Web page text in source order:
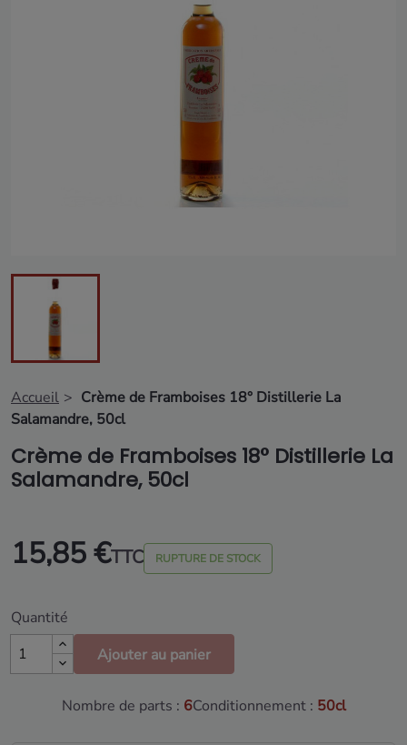
Accueil
Crème de Framboises 18° Distillerie La
Salamandre, 50cl
Crème de Framboises 18° Distillerie La
Salamandre, 50cl
15,85 €TTC RUPTURE DE STOCK
Quantité
Ajouter au panier
Nombre de parts : 6Conditionnement : 50cl